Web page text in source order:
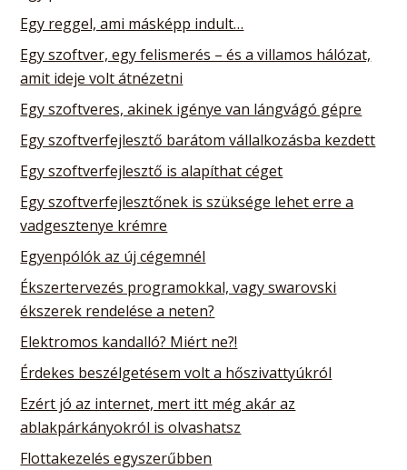
Egy reggel, ami másképp indult…
Egy szoftver, egy felismerés – és a villamos hálózat,
amit ideje volt átnézetni
Egy szoftveres, akinek igénye van lángvágó gépre
Egy szoftverfejlesztő barátom vállalkozásba kezdett
Egy szoftverfejlesztő is alapíthat céget
Egy szoftverfejlesztőnek is szüksége lehet erre a
vadgesztenye krémre
Egyenpólók az új cégemnél
Ékszertervezés programokkal, vagy swarovski
ékszerek rendelése a neten?
Elektromos kandalló? Miért ne?!
Érdekes beszélgetésem volt a hőszivattyúkról
Ezért jó az internet, mert itt még akár az
ablakpárkányokról is olvashatsz
Flottakezelés egyszerűbben